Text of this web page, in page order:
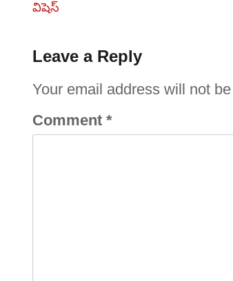
విషెస్
Leave a Reply
Your email address will not
Comment *